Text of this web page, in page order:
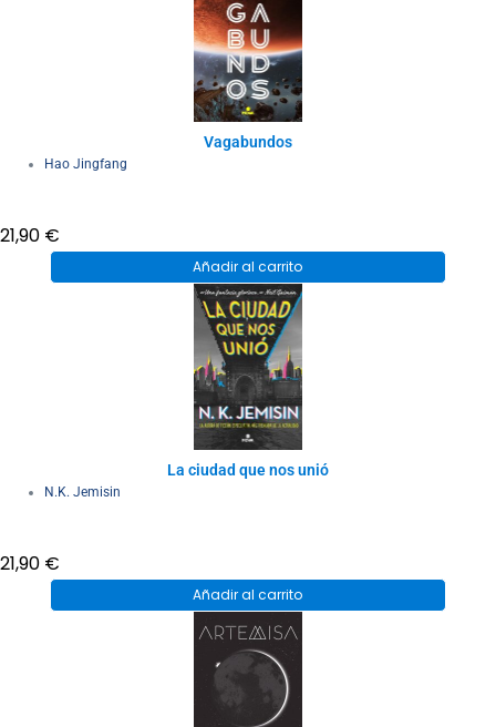
Vagabundos
Hao Jingfang
21,90 €
Añadir al carrito
La ciudad que nos unió
N.K. Jemisin
21,90 €
Añadir al carrito